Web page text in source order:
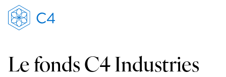
Le fonds C4 Industries